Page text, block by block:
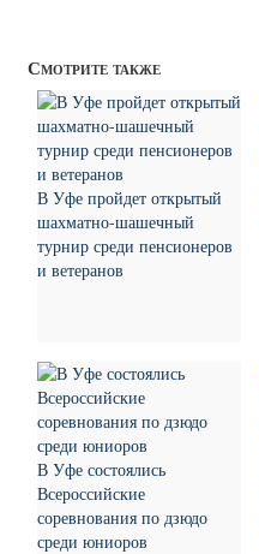
Смотрите также
В Уфе пройдет открытый
шахматно-шашечный
турнир среди пенсионеров
и ветеранов
В Уфе состоялись
Всероссийские
соревнования по дзюдо
среди юниоров